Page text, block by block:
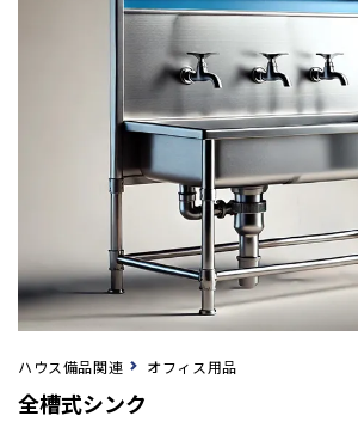
ハウス備品関連 オフィス用品
全槽式シンク